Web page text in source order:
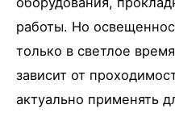
работы. Но
только в светлое
зависит от
актуально применять